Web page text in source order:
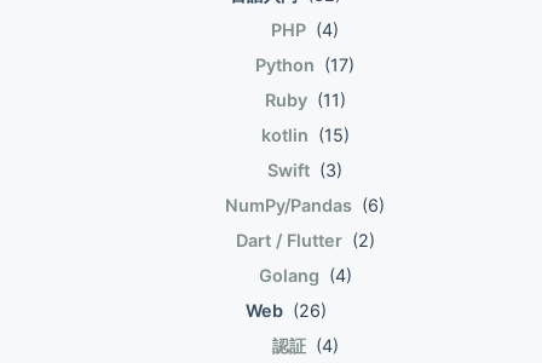
PHP (4)
Python (17)
Ruby (11)
kotlin (15)
Swift (3)
NumPy/Pandas (6)
Dart / Flutter (2)
Golang (4)
Web (26)
認証 (4)